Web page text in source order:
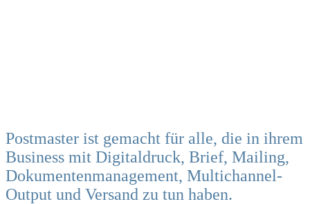
Postmaster ist gemacht für alle, die in ihrem
Business mit Digitaldruck, Brief, Mailing,
Dokumentenmanagement, Multichannel-
Output und Versand zu tun haben.